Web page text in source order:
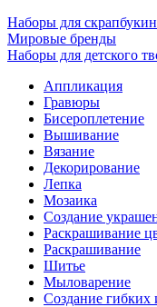
Наборы для
Мировые бренды
Наборы для детского
Аппликация
Гравюры
Бисероплетение
Вышивание
Вязание
Декорирование
Лепка
Мозаика
Создание
Раскрашивание
Раскрашивание
Шитье
Мыловарение
Создание гибких